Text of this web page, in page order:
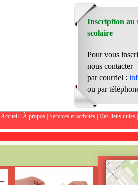
Inscription au
scolaire
Pour vous
nous contacter
par courriel :
ou par
Accueil| À propos| Services et activités| Des liens utiles